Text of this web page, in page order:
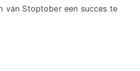
van Stoptober een succes te